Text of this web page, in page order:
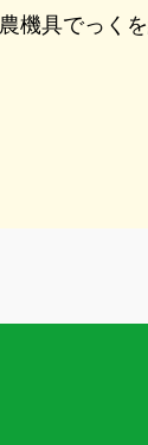
農機具でっく